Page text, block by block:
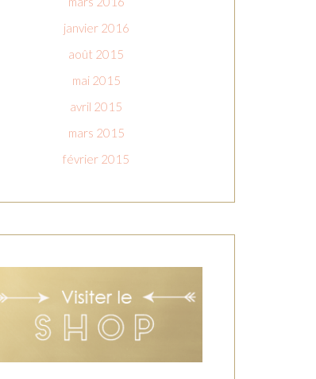
janvier 2016
août 2015
mai 2015
avril 2015
mars 2015
février 2015